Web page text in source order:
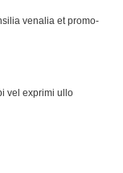
venalia et promo-
vel exprimi ullo